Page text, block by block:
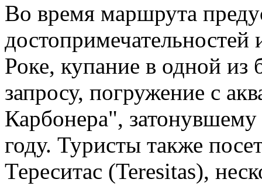
Во время маршрута
Роке, купание в одной
запросу, погружение с
Карбонера",
году. Туристы также
Тереситас (Teresitas),